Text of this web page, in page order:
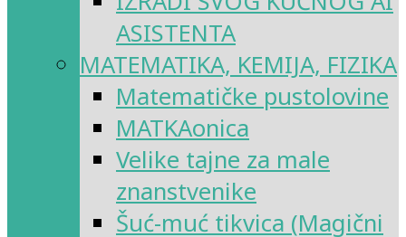
ASISTENTA
MATEMATIKA, KEMIJA, FIZIKA
Matematičke pustolovine
MATKAonica
Velike tajne za male
znanstvenike
Šuć-muć tikvica (Magični